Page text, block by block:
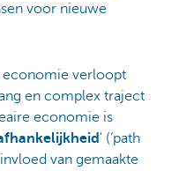
voor nieuwe
economie verloopt
en complex traject
economie is
' (‘path
van gemaakte